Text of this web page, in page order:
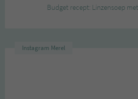
Budget recept: Linzensoep
Instagram Merel